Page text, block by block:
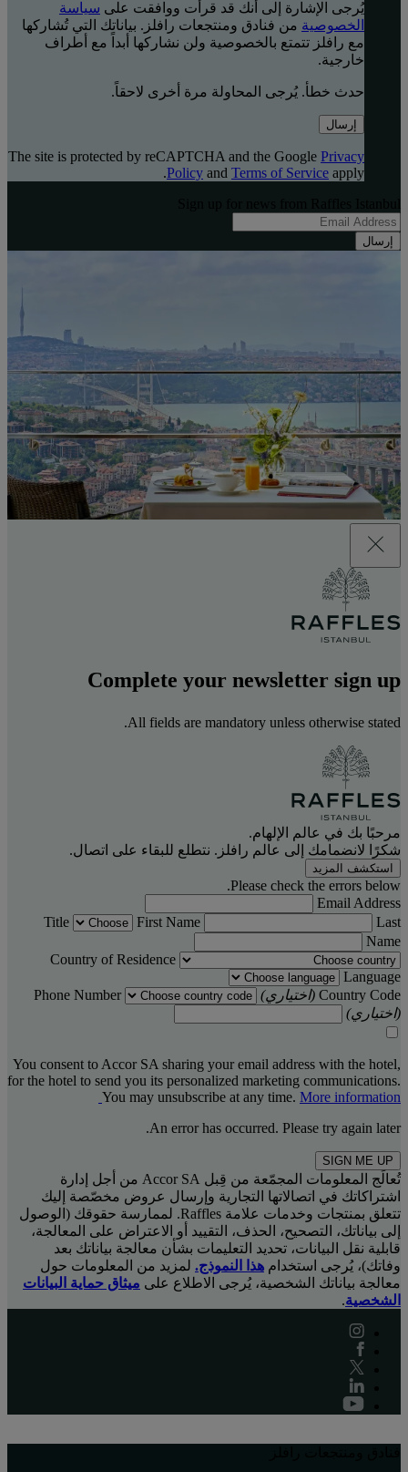
يُرجى الإشارة إلى أنك قد قرأت ووافقت على سياسة
الخصوصية من فنادق ومنتجعات رافلز. بياناتك التي تُشاركها
مع رافلز تتمتع بالخصوصية ولن نشاركها أبداً مع أطراف
خارجية.
حدث خطأ. يُرجى المحاولة مرة أخرى لاحقاً.
إرسال
The site is protected by reCAPTCHA and the Google Privacy
Policy and Terms of Service apply.
إرسال
Complete your newsletter sign up
All fields are mandatory unless otherwise stated.
مرحبًا بك في عالم الإلهام.
شكرًا لانضمامك إلى عالم رافلز. نتطلع للبقاء على اتصال.
استكشف المزيد
Please check the errors below.
Email Address
Title
First Name
Last
Name
Country of Residence
Language
Country Code (اختياري)
Phone Number
(اختياري)
You consent to Accor SA sharing your email address with the hotel,
for the hotel to send you its personalized marketing communications.
You may unsubscribe at any time. More information
An error has occurred. Please try again later.
SIGN ME UP
تُعالَج المعلومات المجمّعة من قِبل Accor SA من أجل إدارة
اشتراكاتك في اتصالاتها التجارية وإرسال عروض مخصّصة إليك
تتعلق بمنتجات وخدمات علامة Raffles. لممارسة حقوقك (الوصول
إلى بياناتك، التصحيح، الحذف، التقييد أو الاعتراض على المعالجة،
قابلية نقل البيانات، تحديد التعليمات بشأن معالجة بياناتك بعد
وفاتك)، يُرجى استخدام هذا النموذج. لمزيد من المعلومات حول
معالجة بياناتك الشخصية، يُرجى الاطلاع على ميثاق حماية البيانات
الشخصية.